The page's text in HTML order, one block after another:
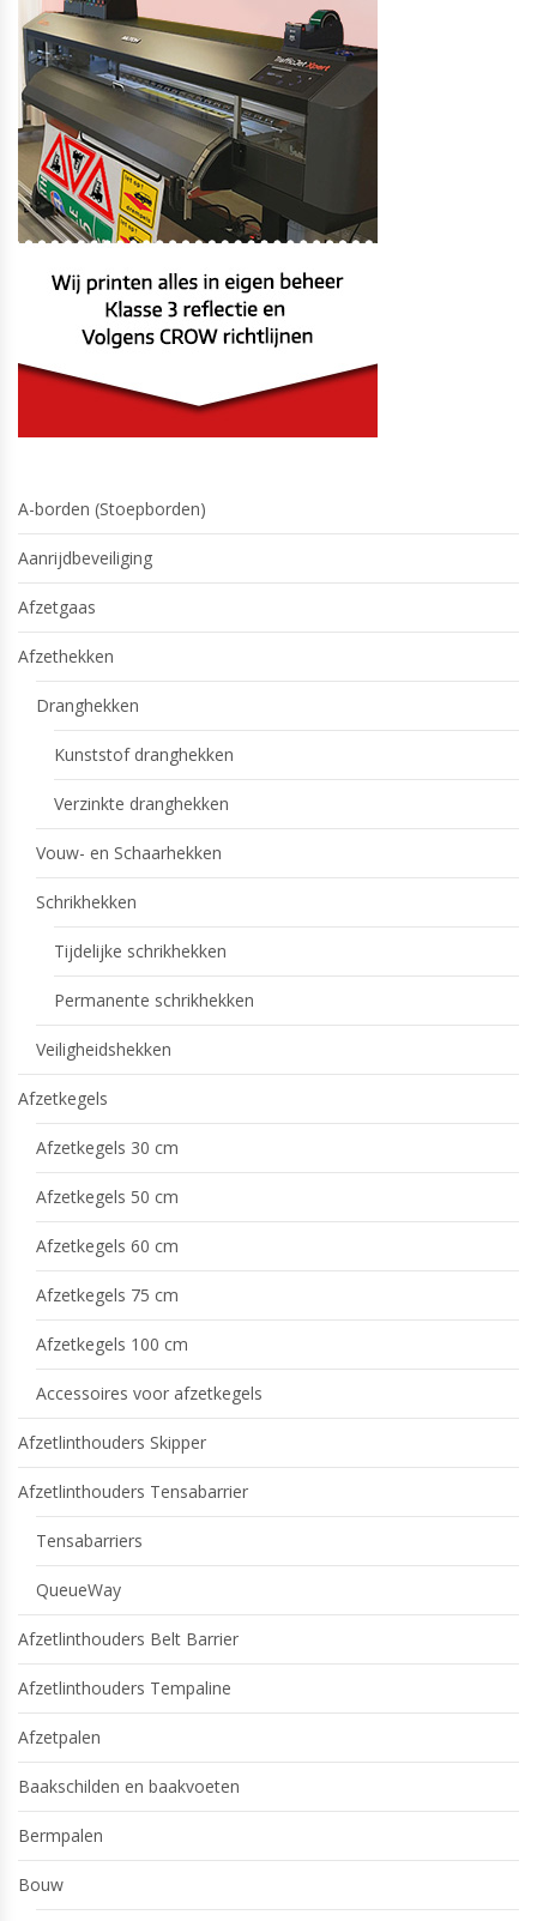
A-borden (Stoepborden)
Aanrijdbeveiliging
Afzetgaas
Afzethekken
Dranghekken
Kunststof dranghekken
Verzinkte dranghekken
Vouw- en Schaarhekken
Schrikhekken
Tijdelijke schrikhekken
Permanente schrikhekken
Veiligheidshekken
Afzetkegels
Afzetkegels 30 cm
Afzetkegels 50 cm
Afzetkegels 60 cm
Afzetkegels 75 cm
Afzetkegels 100 cm
Accessoires voor afzetkegels
Afzetlinthouders Skipper
Afzetlinthouders Tensabarrier
Tensabarriers
QueueWay
Afzetlinthouders Belt Barrier
Afzetlinthouders Tempaline
Afzetpalen
Baakschilden en baakvoeten
Bermpalen
Bouw